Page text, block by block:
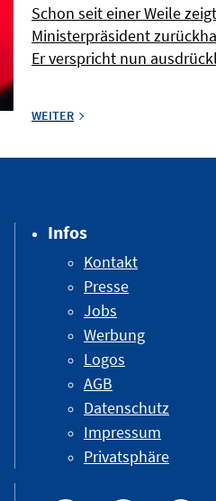
Schon seit einer Weile
Ministerpräsident
Er verspricht nun
WEITER
Infos
Kontakt
Presse
Jobs
Werbung
Logos
AGB
Datenschutz
Impressum
Privatsphäre